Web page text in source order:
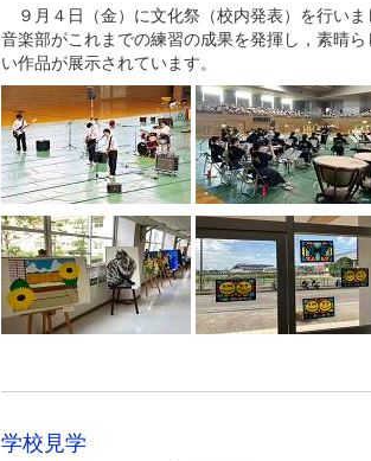
９月４日（金）に文化祭（校内発表）を行い
音楽部がこれまでの練習の成果を発揮し，素晴
い作品が展示されています。
学校見学